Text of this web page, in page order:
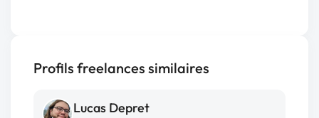
Profils freelances similaires
Lucas Depret